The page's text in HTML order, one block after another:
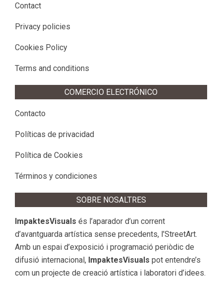
Contact
Privacy policies
Cookies Policy
Terms and conditions
COMERCIO ELECTRÓNICO
Contacto
Políticas de privacidad
Política de Cookies
Términos y condiciones
SOBRE NOSALTRES
ImpaktesVisuals és l’aparador d’un corrent
d’avantguarda artística sense precedents, l’StreetArt.
Amb un espai d’exposició i programació periòdic de
difusió internacional, ImpaktesVisuals pot entendre’s
com un projecte de creació artística i laboratori d’idees.